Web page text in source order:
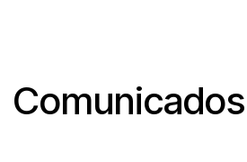
Comunicados